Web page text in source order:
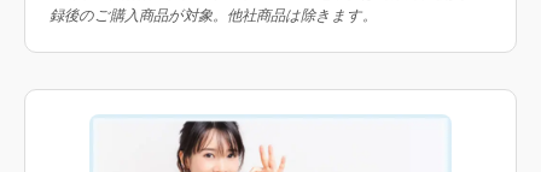
録後のご購入商品が対象。他社商品は除きます。